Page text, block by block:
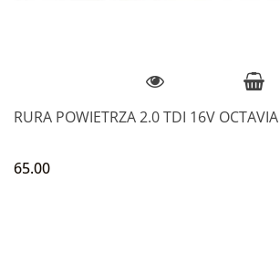
RURA POWIETRZA 2.0 TDI 16V
65.00